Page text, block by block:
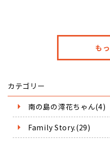
も
カテゴリー
南の島の澪花ちゃん(4)
Family Story.(29)